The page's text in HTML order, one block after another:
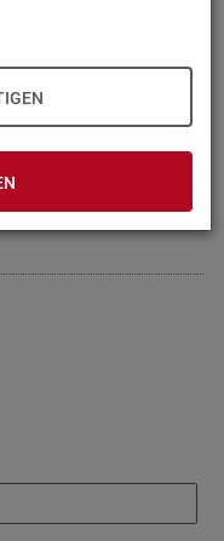
Sie damit ein­ver­stan­
unten ste­hen­den Hin­
Pflicht­fel­der.